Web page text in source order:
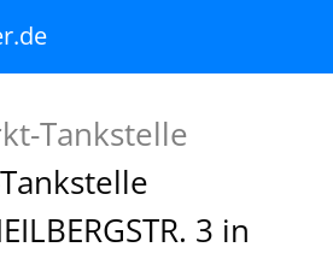
Tankstelle
3 in